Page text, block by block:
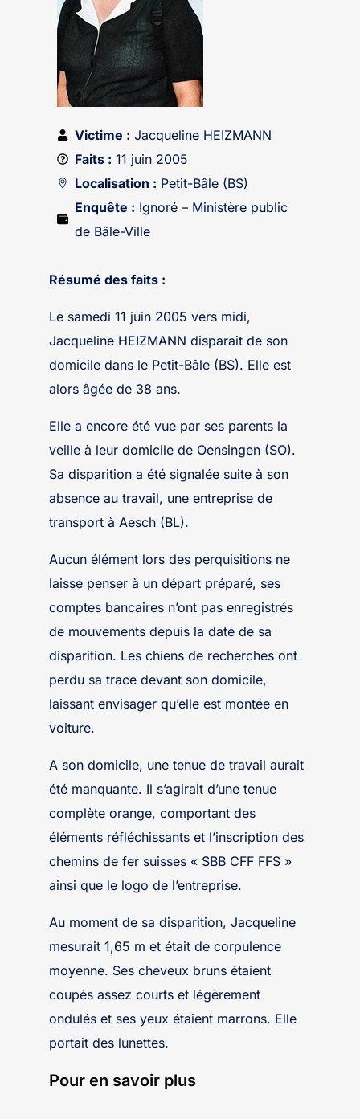
Victime : Jacqueline HEIZMANN
Faits : 11 juin 2005
Localisation : Petit-Bâle (BS)
Enquête : Ignoré – Ministère public
de Bâle-Ville
Résumé des faits :
Le samedi 11 juin 2005 vers midi,
Jacqueline HEIZMANN disparait de son
domicile dans le Petit-Bâle (BS). Elle est
alors âgée de 38 ans.
Elle a encore été vue par ses parents la
veille à leur domicile de Oensingen (SO).
Sa disparition a été signalée suite à son
absence au travail, une entreprise de
transport à Aesch (BL).
Aucun élément lors des perquisitions ne
laisse penser à un départ préparé, ses
comptes bancaires n’ont pas enregistrés
de mouvements depuis la date de sa
disparition. Les chiens de recherches ont
perdu sa trace devant son domicile,
laissant envisager qu’elle est montée en
voiture.
A son domicile, une tenue de travail aurait
été manquante. Il s’agirait d’une tenue
complète orange, comportant des
éléments réfléchissants et l’inscription des
chemins de fer suisses « SBB CFF FFS »
ainsi que le logo de l’entreprise.
Au moment de sa disparition, Jacqueline
mesurait 1,65 m et était de corpulence
moyenne. Ses cheveux bruns étaient
coupés assez courts et légèrement
ondulés et ses yeux étaient marrons. Elle
portait des lunettes.
Pour en savoir plus